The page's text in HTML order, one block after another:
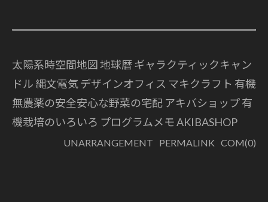
太陽系時空間地図 地球暦 ギャラクティックキャン
ドル 縄文電気デザインオフィス マキクラフト 有機
無農薬の安全安心な野菜の宅配 アキバショップ有
機栽培のいろいろ プログラムメモAKIBASHOP
UNARRANGEMENT PERMALINK COM(0)